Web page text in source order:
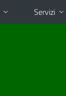
Servizi